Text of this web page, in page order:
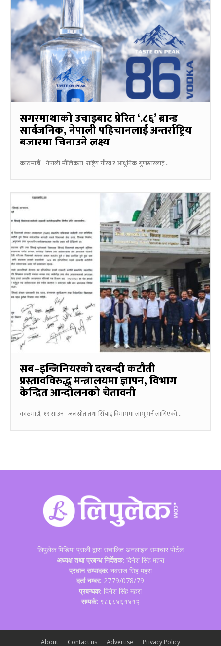
सगरमाथाको उचाइबाट प्रेरित ‘.८६’ ब्रान्ड
सार्वजनिक, नेपाली पहिचानलाई अन्तर्राष्ट्रिय
बजारमा चिनाउने लक्ष्य
काठमाडौं । नेपाली मौलिकता, राष्ट्रिय गौरव र आधुनिक गुणस्तरलाई...
सब–इन्जिनियरको दरबन्दी कटौती
प्रस्तावविरुद्ध मन्त्रालयमा ज्ञापन, विभाग
केन्द्रित आन्दोलनको चेतावनी
काठमाडौं, १९ साउन जलस्रोत तथा सिँचाइ विभागमा लागू गर्न लागिएको...
लिपुलेक मिडिया प्राली द्वारा संचालित अनलाइन समाचार पोर्टल
अध्यक्ष तथा प्रबन्ध निर्देशक: दिनेश सिंह महरा
प्रधान सम्पादक: नवराज सिह महरा
दर्ता नम्बर: 2779/078/79
प्रबन्धक: दिनेश सिंह महरा
सम्पर्क: ९८६८४६१४१२
About Contact us Advertise Privacy Policy